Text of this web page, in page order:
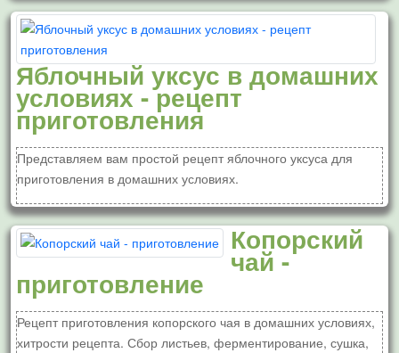
Яблочный уксус в домашних
условиях - рецепт
приготовления
Представляем вам простой рецепт яблочного уксуса для
приготовления в домашних условиях.
Копорский
чай -
приготовление
Рецепт приготовления копорского чая в домашних условиях,
хитрости рецепта. Сбор листьев, ферментирование, сушка,